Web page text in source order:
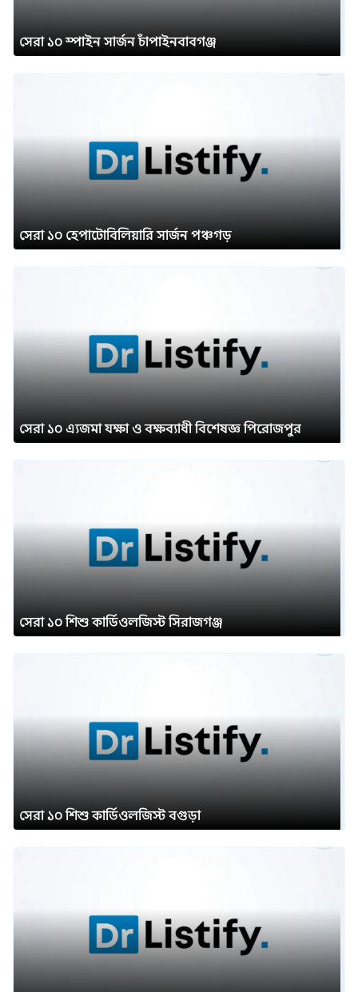
সেরা ১০ স্পাইন সার্জন চাঁপাইনবাবগঞ্জ
সেরা ১০ হেপাটোবিলিয়ারি সার্জন পঞ্চগড়
সেরা ১০ এ্যজমা যক্ষা ও বক্ষব্যাধী বিশেষজ্ঞ পিরোজপুর
সেরা ১০ শিশু কার্ডিওলজিস্ট সিরাজগঞ্জ
সেরা ১০ শিশু কার্ডিওলজিস্ট বগুড়া